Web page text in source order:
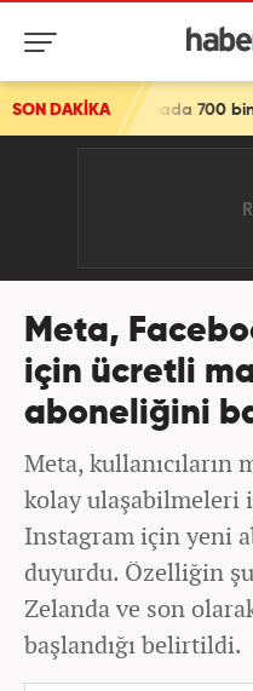
SON DAKİKA
700 bin dolarlık devasa
Meta,
için ücretli
aboneliğini
Meta,
kolay ulaşabilmeleri
Instagram için yeni
duyurdu. Özelliğin
Zelanda ve son
başlandığı belirtildi.